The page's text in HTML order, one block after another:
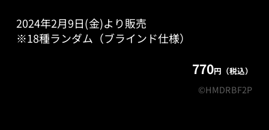
2024年2月9日(金)より販売
※18種ランダム（ブラインド仕様）
770円（税込）
©HMDRBF2P